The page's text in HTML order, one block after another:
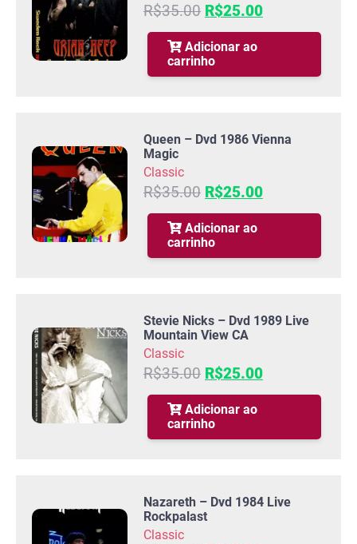
R$35.00 O
preço
original
era:
R$35.00.
R$25.00O
preço
R$25.00.
Adicionar ao
carrinho
Queen – Dvd 1986 Vienna
Magic
Classic
R$35.00 O
preço
original
era:
R$35.00.
R$25.00O
preço
R$25.00.
Adicionar ao
carrinho
Stevie Nicks – Dvd 1989 Live
Mountain View CA
Classic
R$35.00 O
preço
original
era:
R$35.00.
R$25.00O
preço
R$25.00.
Adicionar ao
carrinho
Nazareth – Dvd 1984 Live
Rockpalast
Classic